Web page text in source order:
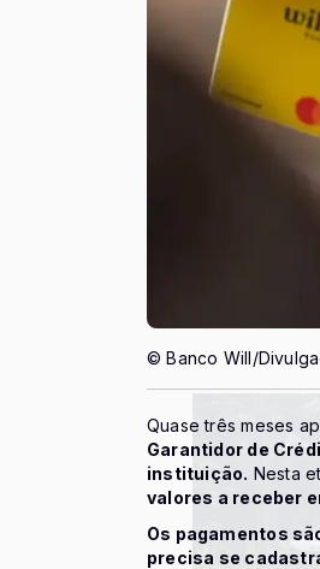
© Banco Will/
Quase três meses
Garantidor de
instituição. Nesta
valores a receber
Os pagamentos
precisa se